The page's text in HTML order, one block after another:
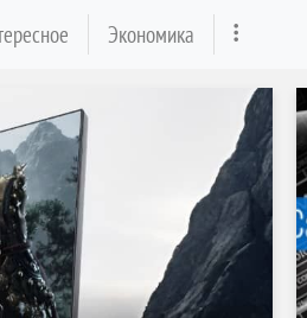
Экономика